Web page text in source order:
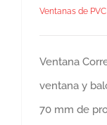
Ventanas de
Ventana
ventana y
70 mm de